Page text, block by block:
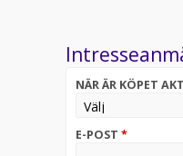
personer, roligt
vit. utrustning:
Defroster
endast 2500kr
innan1994 helt
NÄR ÄR KÖPET
E-POST *